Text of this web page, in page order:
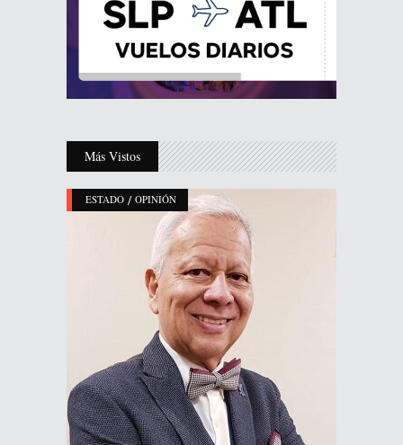
Más Vistos
ESTADO / OPINIÓN